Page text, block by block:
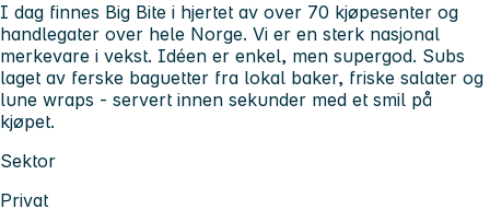
I dag finnes Big Bite i hjertet av over 70 kjøpesenter og
handlegater over hele Norge. Vi er en sterk nasjonal
merkevare i vekst. Idéen er enkel, men supergod. Subs
laget av ferske baguetter fra lokal baker, friske salater og
lune wraps - servert innen sekunder med et smil på
kjøpet.
Sektor
Privat